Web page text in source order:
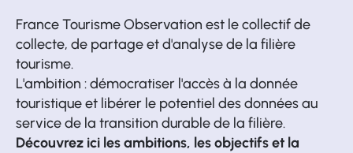
France Tourisme Observation est le collectif de
collecte, de partage et d'analyse de la filière
tourisme.
L'ambition : démocratiser l'accès à la donnée
touristique et libérer le potentiel des données au
service de la transition durable de la filière.
Découvrez ici les ambitions, les objectifs et la